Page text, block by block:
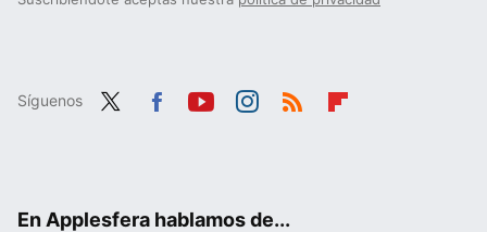
Síguenos
En Applesfera hablamos de...